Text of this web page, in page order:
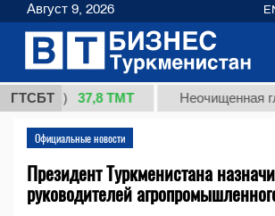
ГТСБТ
37,8 ТМТ Неочищенная
Официальные новости
Президент Туркменистана
руководителей
Август 9, 2026